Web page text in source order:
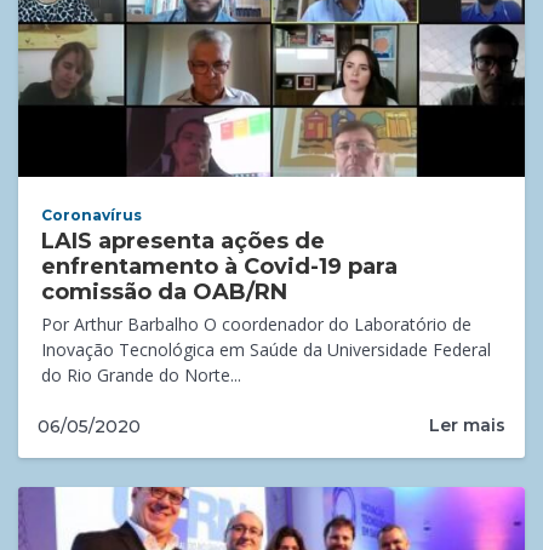
Coronavírus
LAIS apresenta ações de
enfrentamento à Covid-19 para
comissão da OAB/RN
Por Arthur Barbalho O coordenador do Laboratório de
Inovação Tecnológica em Saúde da Universidade Federal
do Rio Grande do Norte...
06/05/2020 Ler mais